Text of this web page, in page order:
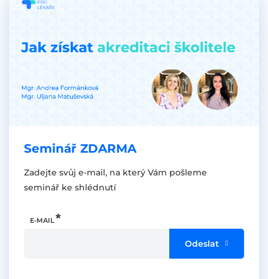
Seminář ZDARMA
Zadejte svůj e-mail, na který Vám pošleme
seminář ke shlédnutí
E-MAIL
Odeslat